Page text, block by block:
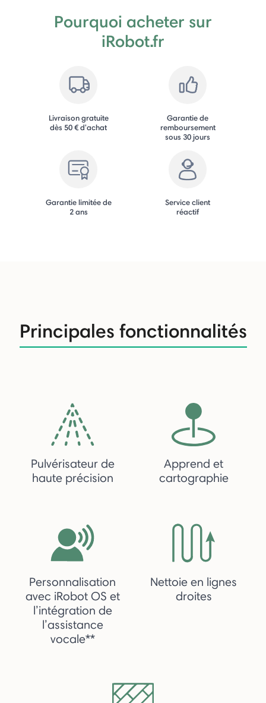
Pourquoi acheter sur
iRobot.fr
Livraison gratuite
dès 50 € d'achat
Garantie de
remboursement
sous 30 jours
Garantie limitée de
2 ans
Service client
réactif
Principales fonctionnalités
Pulvérisateur de
haute précision
Apprend et
cartographie
Personnalisation
avec iRobot OS et
l’intégration de
l’assistance
vocale**
Nettoie en lignes
droites